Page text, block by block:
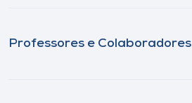
Professores e Colaboradores